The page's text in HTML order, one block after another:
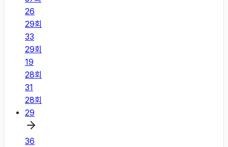
26
29회
33
29회
19
28회
31
28회
29
36